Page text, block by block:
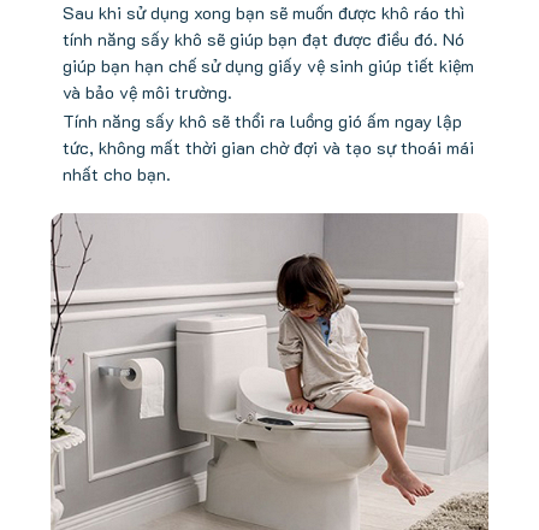
Sau khi sử dụng xong bạn sẽ muốn được khô ráo thì
tính năng sấy khô sẽ giúp bạn đạt được điều đó. Nó
giúp bạn hạn chế sử dụng giấy vệ sinh giúp tiết kiệm
và bảo vệ môi trường.
Tính năng sấy khô sẽ thổi ra luồng gió ấm ngay lập
tức, không mất thời gian chờ đợi và tạo sự thoái mái
nhất cho bạn.